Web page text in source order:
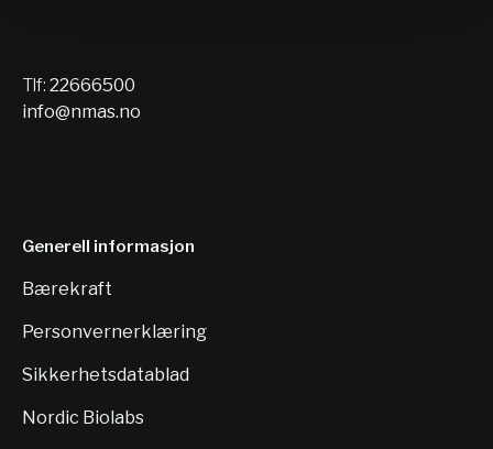
Tlf: 22666500
info@nmas.no
Generell informasjon
Bærekraft
Personvernerklæring
Sikkerhetsdatablad
Nordic Biolabs